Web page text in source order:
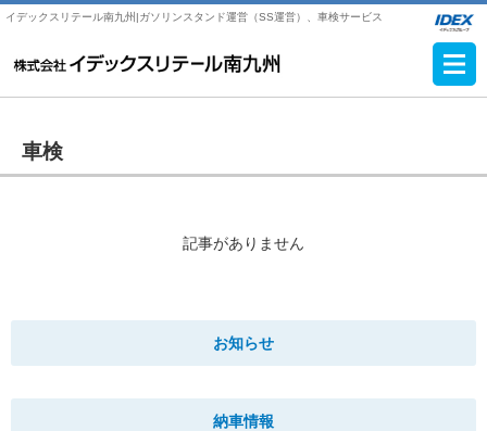
イデックスリテール南九州|ガソリンスタンド運営（SS運営）、車検サービス
車検
記事がありません
お知らせ
納車情報